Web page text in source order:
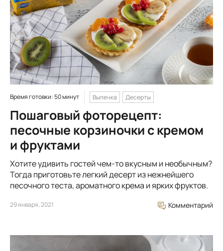
Время готовки: 50 минут Выпечка Десерты
Пошаговый фоторецепт:
песочные корзиночки с кремом
и фруктами
Хотите удивить гостей чем-то вкусным и необычным?
Тогда приготовьте легкий десерт из нежнейшего
песочного теста, ароматного крема и ярких фруктов.
29 января, 2021 Комментарий